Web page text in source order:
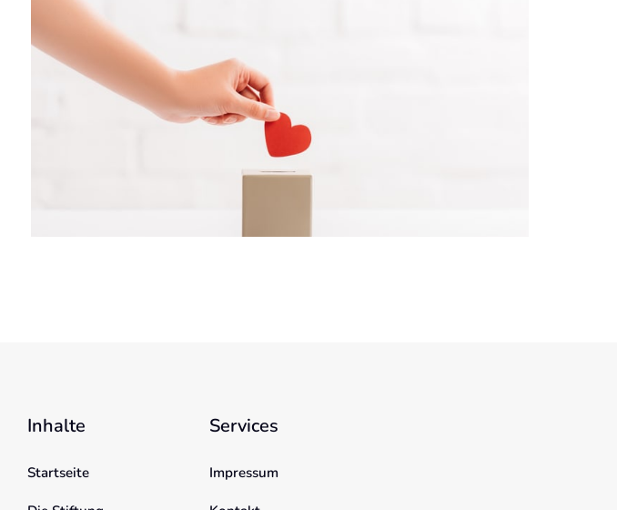
Inhalte
Startseite
Services
Impressum